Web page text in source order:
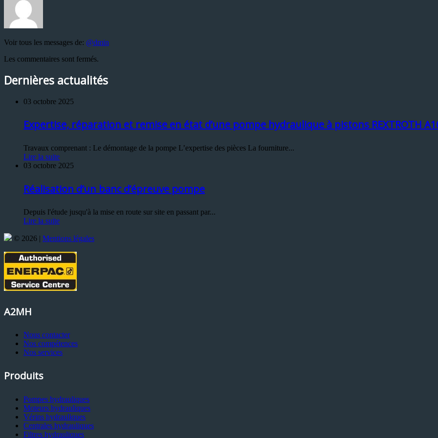
Voir tous les messages de: @dmin
Les commentaires sont fermés.
Dernières actualités
03 octobre 2025
Expertise, réparation et remise en état d’une pompe hydraulique à pistons REXTROTH
Travaux comprenant : Le démontage de la pompe L’expertise des pièces La fourniture...
Lire la suite
03 octobre 2025
Réalisation d’un banc d’épreuve pompe
Depuis l'étude jusqu'à la mise en route sur site en passant par...
Lire la suite
© 2026 | Mentions légales
A2MH
Nous contacter
Nos compétences
Nos services
Produits
Pompes hydrauliques
Moteurs hydrauliques
Vérins hydrauliques
Centrales hydrauliques
Filtres hydrauliques